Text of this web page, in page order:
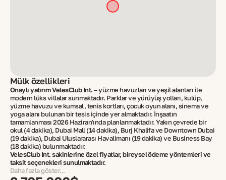
Mülk özellikleri
Onaylı yatırım VelesClub Int.– yüzme havuzları ve yeşil alanları ile
modern lüks villalar sunmaktadır. Parklar ve yürüyüş yolları, kulüp,
yüzme havuzu ve kumsal, tenis kortları, çocuk oyun alanı, sinema ve
yoga alanı bulunan bir tesis içinde yer almaktadır. İnşaatın
tamamlanması 2026 Haziran'ında planlanmaktadır. Yakın çevrede bir
okul (4 dakika), Dubai Mall (14 dakika), Burj Khalifa ve Downtown Dubai
(19 dakika), Dubai Uluslararası Havalimanı (19 dakika) ve Business Bay
(18 dakika) bulunmaktadır.
VelesClub Int. sakinlerine özel fiyatlar, bireysel ödeme yöntemleri ve
taksit seçenekleri sunulmaktadır.
Daha fazla göster...